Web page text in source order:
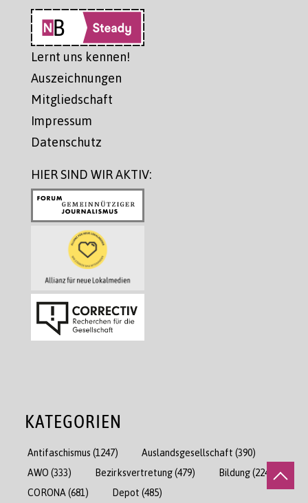
Lernt uns kennen!
Auszeichnungen
Mitgliedschaft
Impressum
Datenschutz
HIER SIND WIR AKTIV:
KATEGORIEN
Antifaschismus (1247) Auslandsgesellschaft (390)
AWO (333) Bezirksvertretung(479) Bildung(2241)
CORONA (681) Depot (485)